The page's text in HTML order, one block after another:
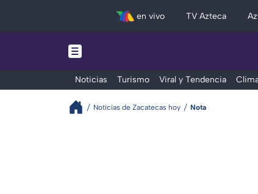
en vivo TV Azteca
Noticias Turismo Viral y Tendencia
Noticias de Zacatecas hoy Nota